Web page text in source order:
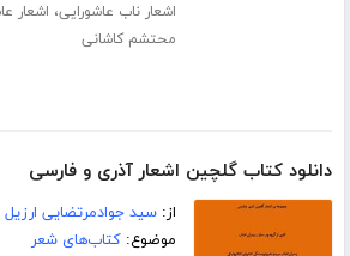
اشعار ناب عاشورایی، اشعار
محتشم کاشانی
دانلود کتاب گلچین اشعار آذری و فارسی
از:سید جوادمرتضایی ارزیل
موضوع:کتاب‌های شعر